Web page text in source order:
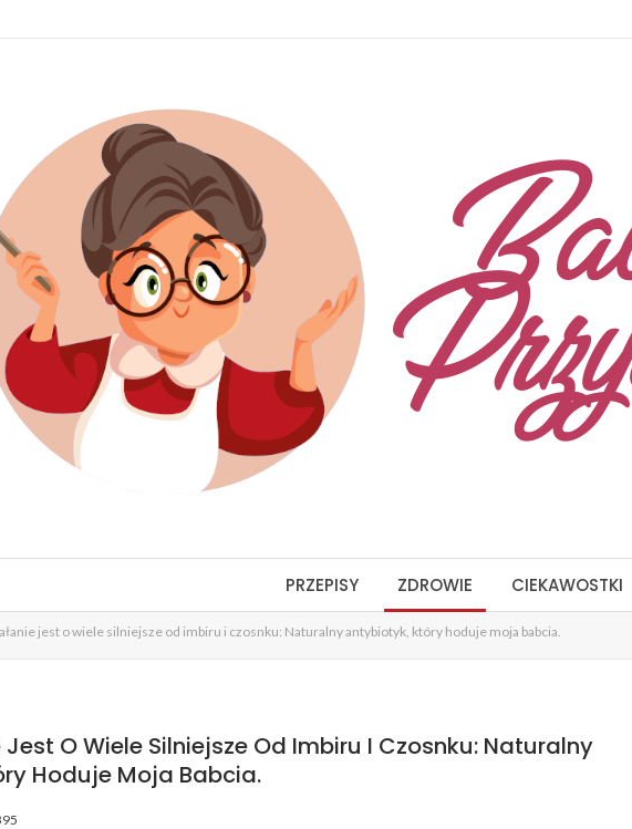
PRZEPISY ZDROWIE CIEKAWOSTKI
jest o wiele silniejsze od imbiru i czosnku: Naturalny antybiotyk, który hoduje moja babcia.
Jest O Wiele Silniejsze Od Imbiru I Czosnku: Naturalny
Hoduje Moja Babcia.